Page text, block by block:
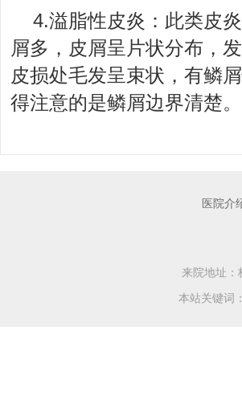
4.溢脂性皮炎：此类皮
屑多，皮屑呈片状分布，
皮损处毛发呈束状，有鳞
得注意的是鳞屑边界清楚。
医院介
来院地址
本站关键词：